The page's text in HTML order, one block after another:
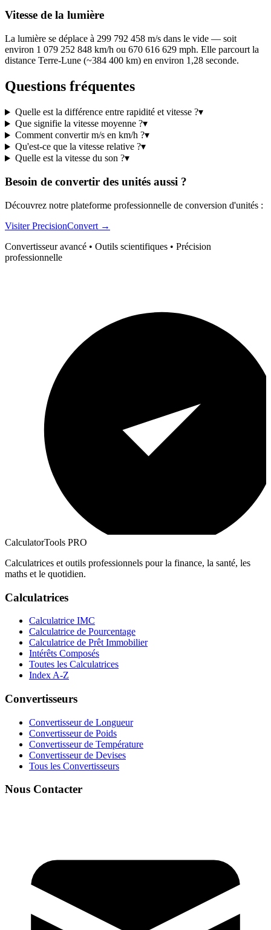
Vitesse de la lumière
La lumière se déplace à 299 792 458 m/s dans le vide — soit
environ 1 079 252 848 km/h ou 670 616 629 mph. Elle parcourt la
distance Terre-Lune (~384 400 km) en environ 1,28 seconde.
Questions fréquentes
Quelle est la différence entre rapidité et vitesse ?▾
Que signifie la vitesse moyenne ?▾
Comment convertir m/s en km/h ?▾
Qu'est-ce que la vitesse relative ?▾
Quelle est la vitesse du son ?▾
Besoin de convertir des unités aussi ?
Découvrez notre plateforme professionnelle de conversion d'unités :
Visiter PrecisionConvert →
Convertisseur avancé • Outils scientifiques • Précision
professionnelle
CalculatorTools PRO
Calculatrices et outils professionnels pour la finance, la santé, les
maths et le quotidien.
Calculatrices
Calculatrice IMC
Calculatrice de Pourcentage
Calculatrice de Prêt Immobilier
Intérêts Composés
Toutes les Calculatrices
Index A-Z
Convertisseurs
Convertisseur de Longueur
Convertisseur de Poids
Convertisseur de Température
Convertisseur de Devises
Tous les Convertisseurs
Nous Contacter